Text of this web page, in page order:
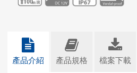
產品介紹 產品規格 檔案下載